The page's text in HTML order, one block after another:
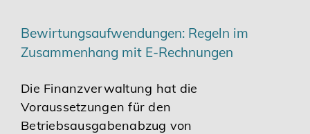
Karriere
Bewirtungsaufwendungen: Regeln im
Zusammenhang mit E-Rechnungen
Die Finanzverwaltung hat die
Voraussetzungen für den
Betriebsausgabenabzug von